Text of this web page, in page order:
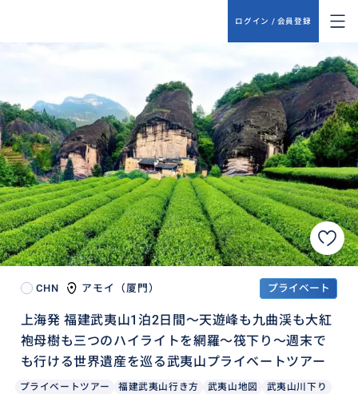
ログイン / 会員登録
CHN アモイ（厦門） プライベート
上海発 福建武夷山1泊2日間～天遊峰も九曲渓も大紅
袍母樹も三つのハイライトを網羅～筏下り～週末で
も行ける世界遺産を巡る武夷山プライベートツアー
プライベートツアー 福建武夷山行き方 武夷山地図
武夷山川下り